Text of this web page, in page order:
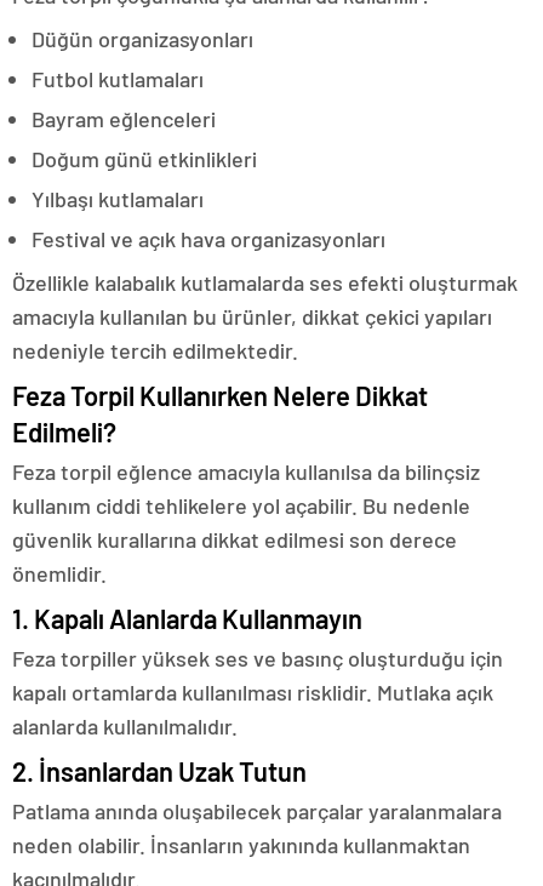
Düğün organizasyonları
Futbol kutlamaları
Bayram eğlenceleri
Doğum günü etkinlikleri
Yılbaşı kutlamaları
Festival ve açık hava organizasyonları
Özellikle kalabalık kutlamalarda ses efekti oluşturmak
amacıyla kullanılan bu ürünler, dikkat çekici yapıları
nedeniyle tercih edilmektedir.
Feza Torpil Kullanırken Nelere Dikkat
Edilmeli?
Feza torpil eğlence amacıyla kullanılsa da bilinçsiz
kullanım ciddi tehlikelere yol açabilir. Bu nedenle
güvenlik kurallarına dikkat edilmesi son derece
önemlidir.
1. Kapalı Alanlarda Kullanmayın
Feza torpiller yüksek ses ve basınç oluşturduğu için
kapalı ortamlarda kullanılması risklidir. Mutlaka açık
alanlarda kullanılmalıdır.
2. İnsanlardan Uzak Tutun
Patlama anında oluşabilecek parçalar yaralanmalara
neden olabilir. İnsanların yakınında kullanmaktan
kaçınılmalıdır.